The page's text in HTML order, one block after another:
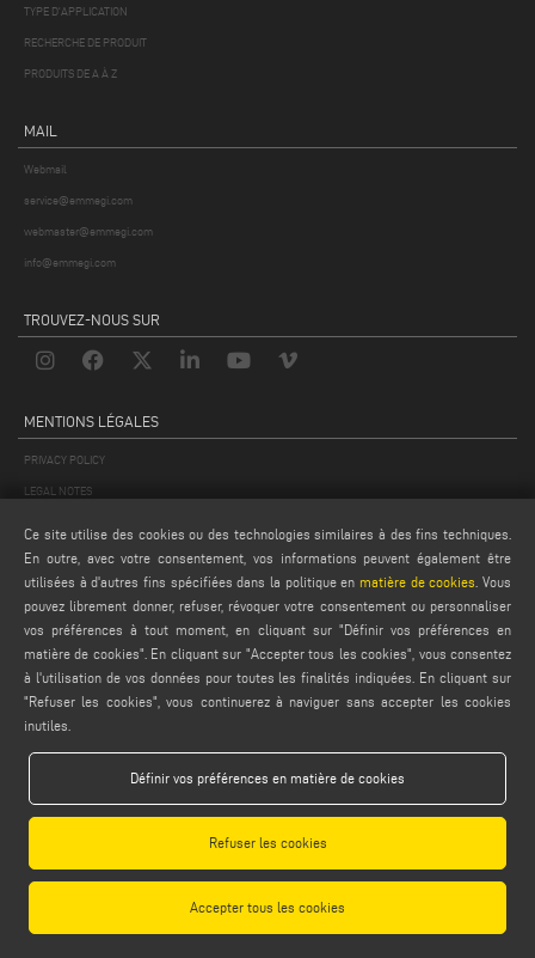
TYPE D'APPLICATION
RECHERCHE DE PRODUIT
PRODUITS DE A À Z
MAIL
Webmail
service@emmegi.com
webmaster@emmegi.com
info@emmegi.com
TROUVEZ-NOUS SUR
MENTIONS LÉGALES
PRIVACY POLICY
LEGAL NOTES
CONDITIONS GÉNÉRALES DE VENTE
CONDITIONS GÉNÉRALES DE DISTRIBUTION
PARAMÈTRES DES COOKIES
Emmegi S.p.a. - Via Archimede, 10 - 41019 - Limidi di Soliera (MO) - ITALY -
tel +39 059 895411- P.Iva/C.Fisc 01978870366
Capitale Sociale € 2.080.000,00 i.v. - Nr. Identificazione I.V.A. IT 01978870366 - R.I.
Modena 01978870366 - R.E.A Modena 256411
Ce site utilise des cookies ou des technologies similaires à des fins techniques.
En outre, avec votre consentement, vos informations peuvent également être
utilisées à d'autres fins spécifiées dans la politique en matière de cookies . Vous
pouvez librement donner, refuser, révoquer votre consentement ou personnaliser
vos préférences à tout moment, en cliquant sur "Définir vos préférences en
matière de cookies". En cliquant sur "Accepter tous les cookies", vous consentez
à l'utilisation de vos données pour toutes les finalités indiquées. En cliquant sur
"Refuser les cookies", vous continuerez à naviguer sans accepter les cookies
inutiles.
Définir vos préférences en matière de cookies
Refuser les cookies
Accepter tous les cookies